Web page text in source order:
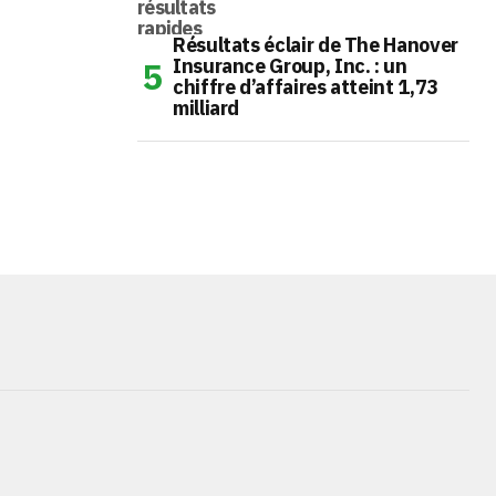
Résultats éclair de The Hanover
Insurance Group, Inc. : un
chiffre d’affaires atteint 1,73
milliard